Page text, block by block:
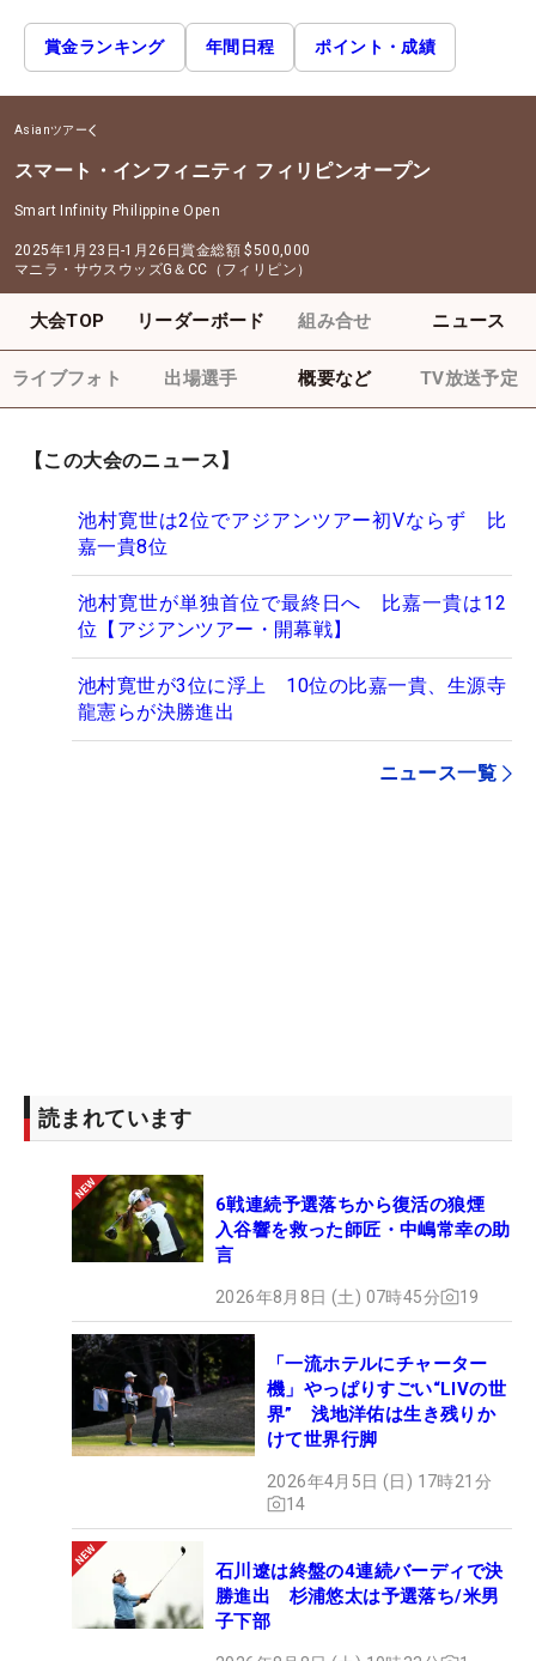
賞金ランキング 年間日程 ポイント・成績
Asianツアー
スマート・インフィニティ フィリピンオープン
Smart Infinity Philippine Open
2025年1月23日-1月26日賞金総額 $500,000
マニラ・サウスウッズG＆CC（フィリピン）
大会TOP リーダーボード 組み合せ ニュース
ライブフォト 出場選手 概要など TV放送予定
【この大会のニュース】
池村寛世は2位でアジアンツアー初Vならず 比
嘉一貴8位
池村寛世が単独首位で最終日へ 比嘉一貴は12
位【アジアンツアー・開幕戦】
池村寛世が3位に浮上 10位の比嘉一貴、生源寺
龍憲らが決勝進出
ニュース一覧
読まれています
6戦連続予選落ちから復活の狼煙
入谷響を救った師匠・中嶋常幸の助
言
2026年8月8日 (土) 07時45分 19
「一流ホテルにチャーター
機」やっぱりすごい“LIVの世
界” 浅地洋佑は生き残りか
けて世界行脚
2026年4月5日 (日) 17時21分
14
石川遼は終盤の4連続バーディで決
勝進出 杉浦悠太は予選落ち/米男
子下部